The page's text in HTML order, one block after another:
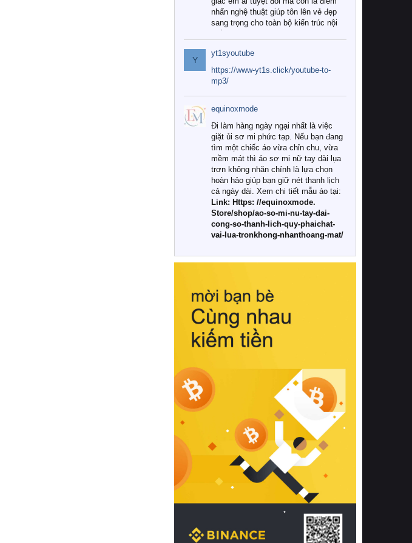
nhấn nghệ thuật giúp tôn lên vẻ đẹp
sang trọng cho toàn bộ kiến trúc nội
Tuy nhiên, giữa thị trường đa dạng
với vô vàn thương hiệu và mẫu mã
như hiện nay, làm thế nào để chọn
được những bộ chăn ga gối đệm cao
cấp thực sự chất lượng, phù hợp với
khí hậu và nhu cầu sử dụng của gia
đình? Hãy cùng chúng tôi đi tìm lời
giải đáp chi tiết qua bài viết dưới đây.
1. Tại sao các gia đình hiện đại lại ưa
chuộng chăn ga gối đệm cao cấp?
Khác với các dòng sản phẩm thông
thường, những bộ chăn ga gối đệm
cao cấp trải qua quy trình sản xuất
nghiêm ngặt từ khâu chọn lọc nguyên
liệu tự nhiên đến công nghệ dệt
nhuộm hiện đại không chứa hóa chất
này, bạn sẽ cảm nhận rõ rệt sự khác
hồi chuẩn xác của phần đệm nâng đỡ
cột sống.
Bên cạnh đó, việc lựa chọn các dòng
sản phẩm đạt chuẩn chất lượng quốc
tế còn giúp ngăn ngừa tình trạng kích
khuẩn và nấm mốc trong điều kiện
thời tiết nóng ẩm. Bạn có thể tìm hiểu
thêm các nghiên cứu khoa học về tác
động của giấc ngủ và môi trường
phòng ngủ đối với sức khỏe con
người tại Sleep Foundation (External
Link) để có cái nhìn toàn diện hơn.
2. Các tiêu chí vàng khi lựa chọn
chăn ga gối đệm cao cấp cho phòng
ngủ
Để sở hữu một bộ chăn ga gối đệm
cao cấp hoàn hảo cả về thẩm mỹ lẫn
công năng, người tiêu dùng cần cân
nhắc kỹ lưỡng các tiêu chí quan trọng
Y
yt1syoutube
https://www-yt1s.click/youtube-to-
mp3/
equinoxmode
Đi làm hàng ngày ngại nhất là việc
giặt ủi sơ mi phức tạp. Nếu bạn đang
tìm một chiếc áo vừa chỉn chu, vừa
mềm mát thì áo sơ mi nữ tay dài lụa
trơn không nhăn chính là lựa chọn
hoàn hảo giúp bạn giữ nét thanh lịch
cả ngày dài. Xem chi tiết mẫu áo tại:
Link: Https: //equinoxmode.
Store/shop/ao-so-mi-nu-tay-dai-
cong-so-thanh-lich-quy-phaichat-
vai-lua-tronkhong-nhanthoang-mat/